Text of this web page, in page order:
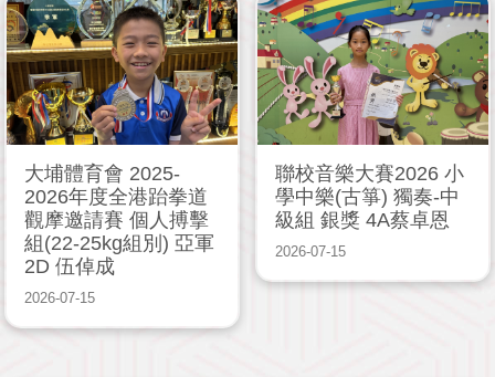
大埔體育會 2025-
2026年度全港跆拳道
觀摩邀請賽 個人搏擊
組(22-25kg組別) 亞軍
2D 伍倬成
2026-07-15
聯校音樂大賽2026 小
學中樂(古箏) 獨奏-中
級組 銀獎 4A蔡卓恩
2026-07-15